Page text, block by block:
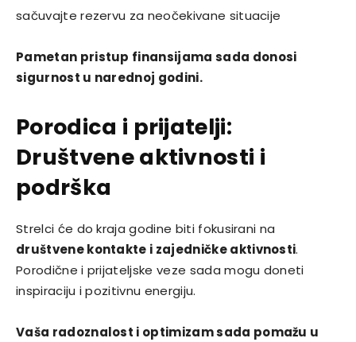
sačuvajte rezervu za neočekivane situacije
Pametan pristup finansijama sada donosi
sigurnost u narednoj godini.
Porodica i prijatelji:
Društvene aktivnosti i
podrška
Strelci će do kraja godine biti fokusirani na
društvene kontakte i zajedničke aktivnosti.
Porodične i prijateljske veze sada mogu doneti
inspiraciju i pozitivnu energiju.
Vaša radoznalost i optimizam sada pomažu u